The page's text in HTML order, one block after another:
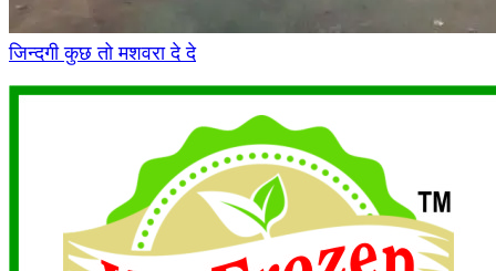
जिन्दगी कुछ तो मशवरा दे दे